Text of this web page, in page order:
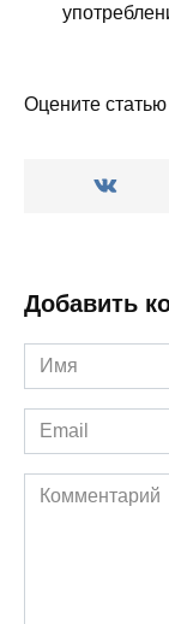
Оцените статью
Добавить
Имя
*
Email
*
Комментарий